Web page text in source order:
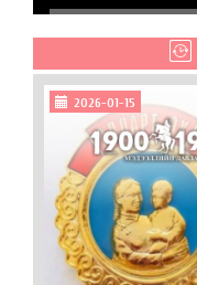
2026-01-15